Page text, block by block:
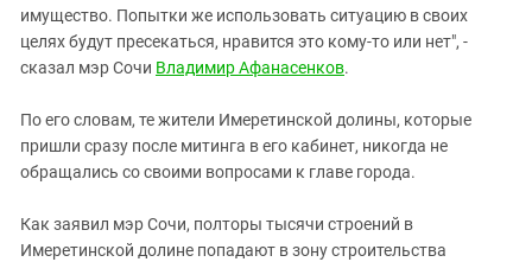
имущество. Попытки же использовать ситуацию в своих
целях будут пресекаться, нравится это кому-то или нет", -
сказал мэр Сочи Владимир Афанасенков.
По его словам, те жители Имеретинской долины, которые
пришли сразу после митинга в его кабинет, никогда не
обращались со своими вопросами к главе города.
Как заявил мэр Сочи, полторы тысячи строений в
Имеретинской долине попадают в зону строительства